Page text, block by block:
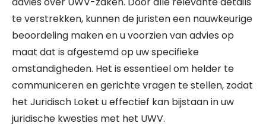
te verstrekken, kunnen de juristen een nauwkeurige
beoordeling maken en u voorzien van advies op
maat dat is afgestemd op uw specifieke
omstandigheden. Het is essentieel om helder te
communiceren en gerichte vragen te stellen, zodat
het Juridisch Loket u effectief kan bijstaan in uw
juridische kwesties met het UWV.